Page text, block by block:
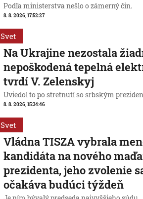
Podľa ministerstva nešlo o zámerný čin.
8. 8. 2026, 17:52:27
Svet
Na Ukrajine nezostala
nepoškodená tepelná
tvrdí V. Zelenskyj
Uviedol to po stretnutí so srbským
8. 8. 2026, 15:34:46
Svet
Vládna TISZA vybrala
kandidáta na nového
prezidenta, jeho zvolenie
očakáva budúci týždeň